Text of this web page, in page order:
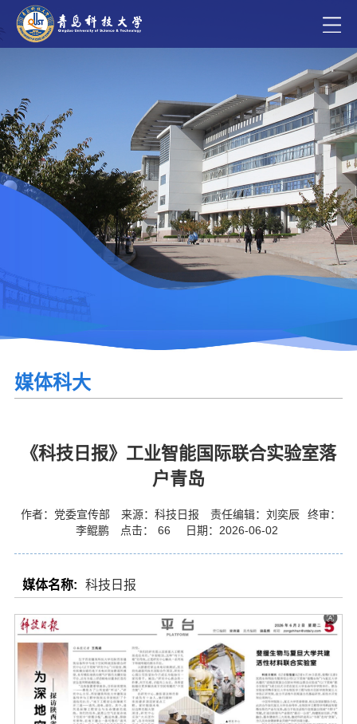
媒体科大
《科技日报》工业智能国际联合实验室落
户青岛
作者：党委宣传部 来源：科技日报 责任编辑：刘奕辰
终审：
李鲲鹏
点击： 66 日期：2026-06-02
媒体名称: 科技日报